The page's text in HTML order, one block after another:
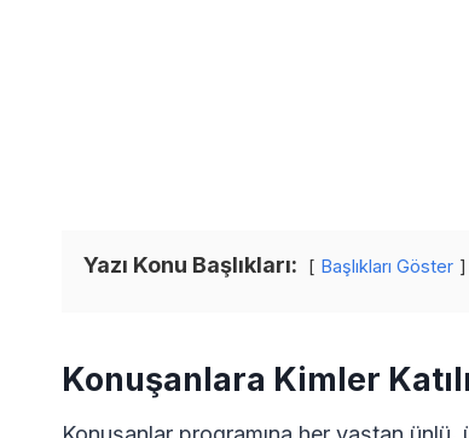
Yazı Konu Başlıkları: Başlıkları Göster
Konuşanlara Kimler